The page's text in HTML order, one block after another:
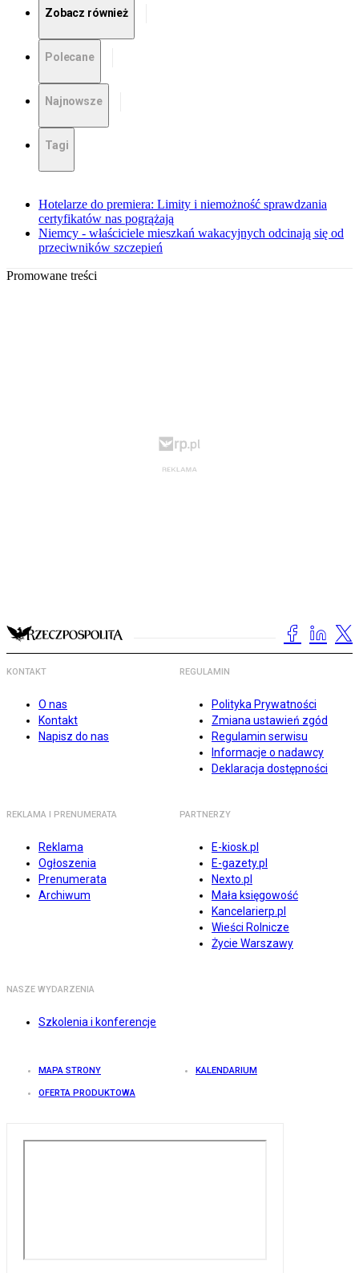
Zobacz również
Polecane
Najnowsze
Tagi
Hotelarze do premiera: Limity i niemożność sprawdzania
certyfikatów nas pogrążają
Niemcy - właściciele mieszkań wakacyjnych odcinają się od
przeciwników szczepień
Promowane treści
KONTAKT
O nas
Kontakt
Napisz do nas
REGULAMIN
Polityka Prywatności
Zmiana ustawień zgód
Regulamin serwisu
Informacje o nadawcy
Deklaracja dostępności
REKLAMA I PRENUMERATA
Reklama
Ogłoszenia
Prenumerata
Archiwum
PARTNERZY
E-kiosk.pl
E-gazety.pl
Nexto.pl
Mała księgowość
Kancelarierp.pl
Wieści Rolnicze
Życie Warszawy
NASZE WYDARZENIA
Szkolenia i konferencje
MAPA STRONY KALENDARIUM
OFERTA PRODUKTOWA